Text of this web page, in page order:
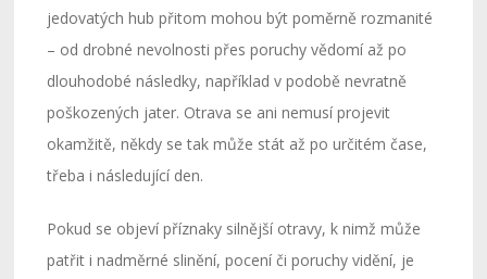
jedovatých hub přitom mohou být poměrně rozmanité
– od drobné nevolnosti přes poruchy vědomí až po
dlouhodobé následky, například v podobě nevratně
poškozených jater. Otrava se ani nemusí projevit
okamžitě, někdy se tak může stát až po určitém čase,
třeba i následující den.
Pokud se objeví příznaky silnější otravy, k nimž může
patřit i nadměrné slinění, pocení či poruchy vidění, je